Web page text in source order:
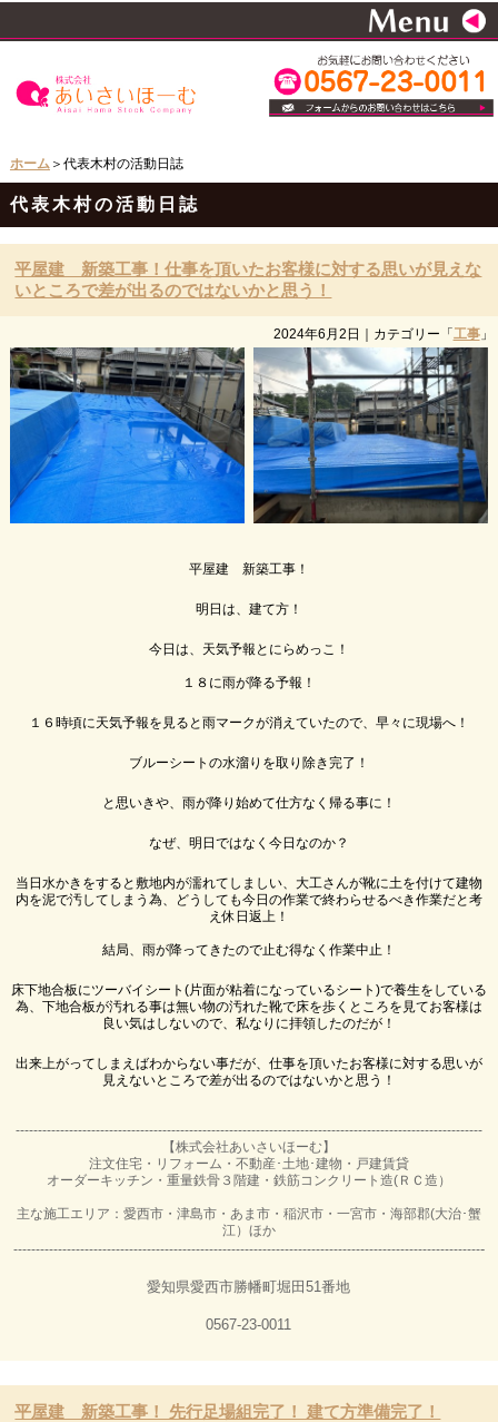
ホーム＞代表木村の活動日誌
代表木村の活動日誌
平屋建 新築工事！仕事を頂いたお客様に対する思いが見えな
いところで差が出るのではないかと思う！
2024年6月2日 ｜カテゴリー「工事」
平屋建 新築工事！
明日は、建て方！
今日は、天気予報とにらめっこ！
１８に雨が降る予報！
１６時頃に天気予報を見ると雨マークが消えていたので、早々に現場へ！
ブルーシートの水溜りを取り除き完了！
と思いきや、雨が降り始めて仕方なく帰る事に！
なぜ、明日ではなく今日なのか？
当日水かきをすると敷地内が濡れてしましい、大工さんが靴に土を付けて建物
内を泥で汚してしまう為、どうしても今日の作業で終わらせるべき作業だと考
え休日返上！
結局、雨が降ってきたので止む得なく作業中止！
床下地合板にツーバイシート(片面が粘着になっているシート)で養生をしている
為、下地合板が汚れる事は無い物の汚れた靴で床を歩くところを見てお客様は
良い気はしないので、私なりに拝領したのだが！
出来上がってしまえばわからない事だが、仕事を頂いたお客様に対する思いが
見えないところで差が出るのではないかと思う！
---------------------------------------------------------------------------------------------------------
【株式会社あいさいほーむ】
注文住宅・リフォーム・不動産･土地･建物・戸建賃貸
オーダーキッチン・重量鉄骨３階建・鉄筋コンクリート造(ＲＣ造）
主な施工エリア：愛西市・津島市・あま市・稲沢市・一宮市・海部郡(大治･蟹
江）ほか
----------------------------------------------------------------------------------------------------------
愛知県愛西市勝幡町堀田51番地
0567-23-0011
平屋建 新築工事！ 先行足場組完了！ 建て方準備完了！